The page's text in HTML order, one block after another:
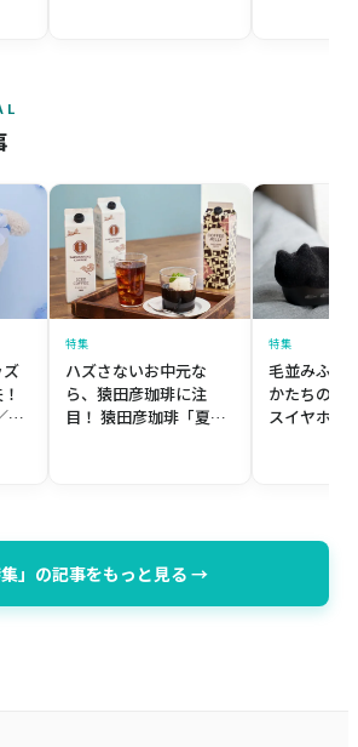
メ
特集
ハズさないお中元な
ら、猿田彦珈琲に注
目！ 猿田彦珈琲「夏の
特集
毛並みふわ
かたちの完
スイヤホン
集」の記事をもっと見る →